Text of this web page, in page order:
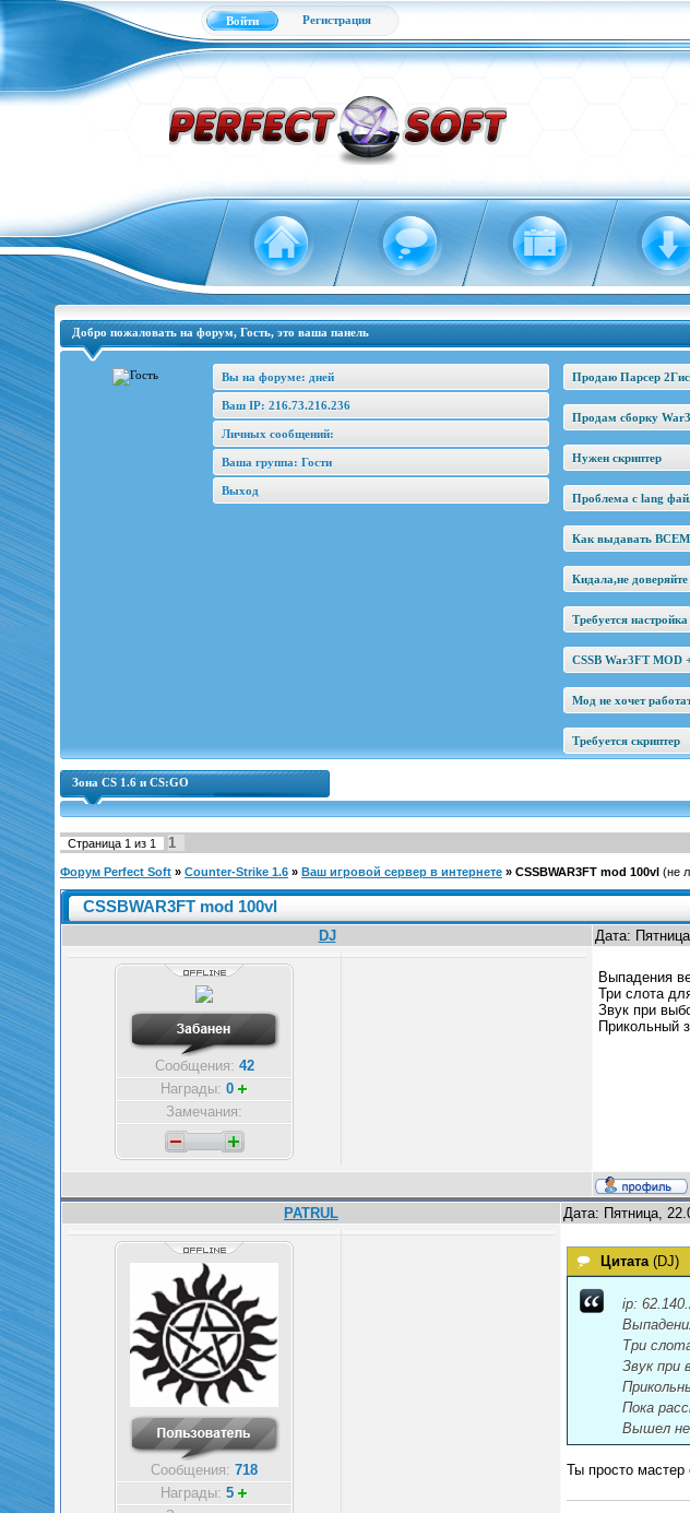
Войти Регистрация
Добро пожаловать на форум, Гость, это ваша панель
Вы на форуме: дней
Ваш IP: 216.73.216.236
Личных сообщений:
Ваша группа: Гости
Выход
Продаю Парсер
Продам сборку
Нужен скриптер
Проблема с lang
Как выдавать ВСЕМ
Кидала,не
Требуется
CSSB War3FT MOD
Мод не хочет
Требуется скриптер
Зона CS 1.6 и CS:GO
Страница 1 из 1 1
Форум Perfect Soft » Counter-Strike 1.6 » Ваш игровой сервер в интернете » CSSBWAR3FT mod 100vl (не
CSSBWAR3FT mod 100vl
DJ Дата:
Сообщения: 42
Награды: 0
Замечания:
Выпадения
Три слота
Звук при
Прикольный
PATRUL Дата: Пятница,
Сообщения: 718
Награды: 5
Цитата(DJ)
ip:
Три
Звук при
Пока
Вышел
Ты просто